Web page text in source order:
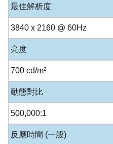
最佳解析度
3840 x 2160 @ 60Hz
亮度
700 cd/m²
動態對比
500,000:1
反應時間 (一般)